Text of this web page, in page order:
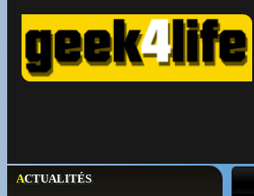
ACTUALITÉS